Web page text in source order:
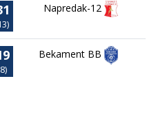
Napredak-12
Bekament BB